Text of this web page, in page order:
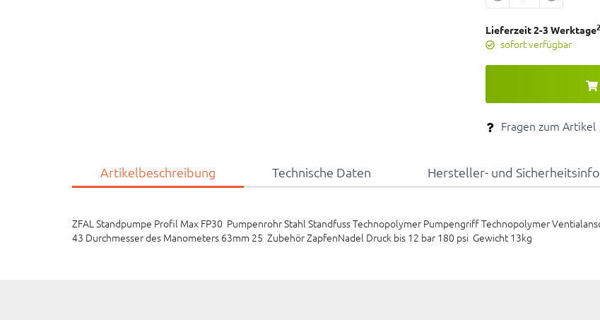
Lieferzeit 2-3 Werktage2
sofort verfügbar
Fragen zum Artikel
Artikelbeschreibung Technische Daten Hersteller- und
ZFAL Standpumpe Profil Max FP30 Pumpenrohr Stahl Standfuss Technopolymer Pumpengriff Technopolymer
43 Durchmesser des Manometers 63mm 25 Zubehör ZapfenNadel Druck bis 12 bar 180 psi Gewicht 13kg